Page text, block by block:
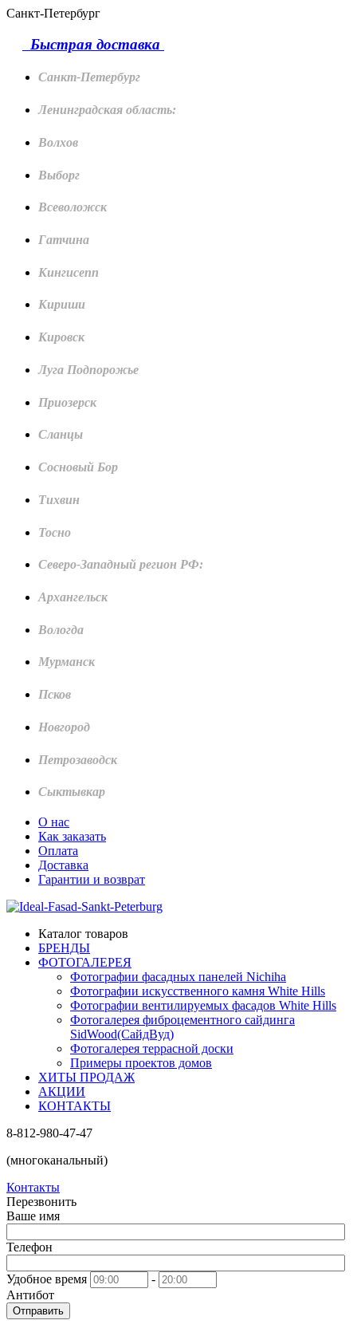
Санкт-Петербург
Быстрая доставка
Санкт-Петербург
Ленинградская область:
Волхов
Выборг
Всеволожск
Гатчина
Кингисепп
Кириши
Кировск
Луга Подпорожье
Приозерск
Сланцы
Сосновый Бор
Тихвин
Тосно
Северо-Западный регион РФ:
Архангельск
Вологда
Мурманск
Псков
Новгород
Петрозаводск
Сыктывкар
О нас
Как заказать
Оплата
Доставка
Гарантии и возврат
Каталог товаров
БРЕНДЫ
ФОТОГАЛЕРЕЯ
Фотографии фасадных панелей Nichiha
Фотографии искусственного камня White Hills
Фотографии вентилируемых фасадов White Hills
Фотогалерея фиброцементного сайдинга
SidWood(СайдВуд)
Фотогалерея террасной доски
Примеры проектов домов
ХИТЫ ПРОДАЖ
АКЦИИ
КОНТАКТЫ
8-812-980-47-47
(многоканальный)
Контакты
Перезвонить
Ваше имя
Телефон
Удобное время
-
Антибот
Отправить